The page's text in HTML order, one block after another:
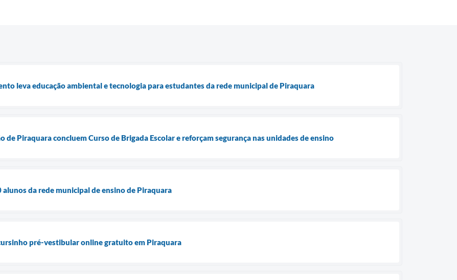
leva educação ambiental e tecnologia para estudantes da rede municipal de Piraquara
de Piraquara concluem Curso de Brigada Escolar e reforçam segurança nas unidades de ensino
alunos da rede municipal de ensino de Piraquara
pré-vestibular online gratuito em Piraquara